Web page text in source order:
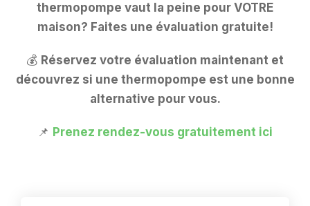
thermopompe vaut la peine pour VOTRE
maison? Faites une évaluation gratuite!
💰 Réservez votre évaluation maintenant et
découvrez si une thermopompe est une bonne
alternative pour vous.
📌 Prenez rendez-vous gratuitement ici